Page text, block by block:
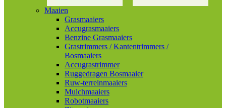
Maaien
Grasmaaiers
Accugrasmaaiers
Benzine Grasmaaiers
Grastrimmers / Kantentrimmers /
Bosmaaiers
Accugrastrimmer
Ruggedragen Bosmaaier
Ruw-terreinmaaiers
Mulchmaaiers
Robotmaaiers